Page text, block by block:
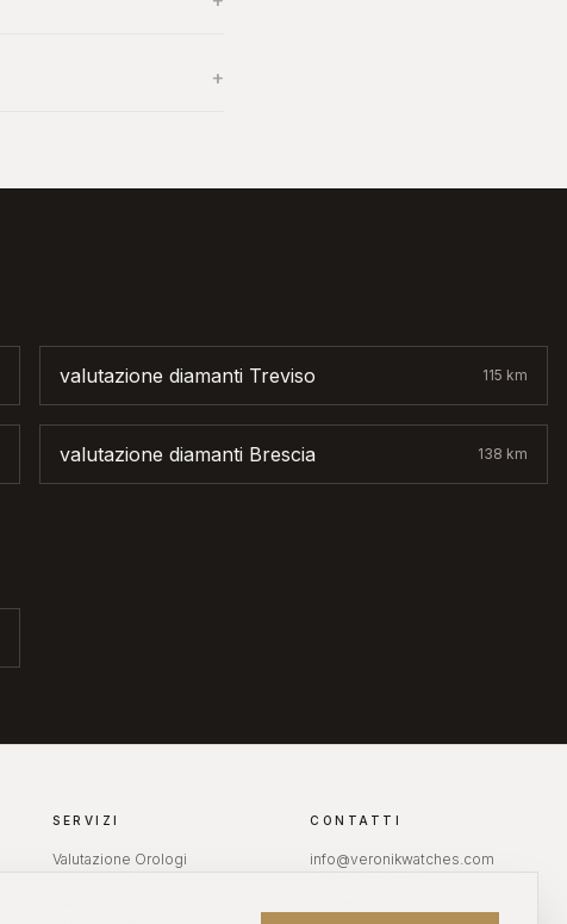
+
valutazione diamanti Treviso 115 km
valutazione diamanti Brescia 138 km
SERVIZI
Valutazione Orologi
CONTATTI
info@veronikwatches.com